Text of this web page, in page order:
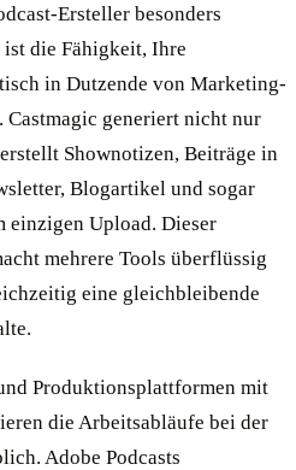
Ersteller besonders
die Fähigkeit, Ihre
in Dutzende von Marketing-
Castmagic generiert nicht nur
Shownotizen, Beiträge in
Blogartikel und sogar
einzigen Upload. Dieser
mehrere Tools überflüssig
eine gleichbleibende
Produktionsplattformen mit
die Arbeitsabläufe bei der
Adobe Podcasts